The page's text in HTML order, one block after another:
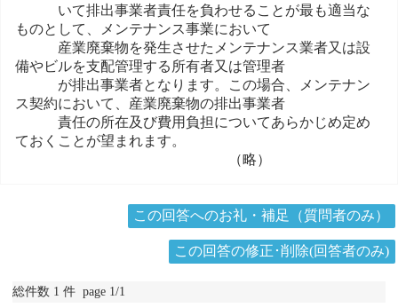
いて排出事業者責任を負わせることが最も適当な
ものとして、メンテナンス事業において
産業廃棄物を発生させたメンテナンス業者又は設
備やビルを支配管理する所有者又は管理者
が排出事業者となります。この場合、メンテナン
ス契約において、産業廃棄物の排出事業者
責任の所在及び費用負担についてあらかじめ定め
ておくことが望まれます。
（略）
この回答へのお礼・補足（質問者のみ）
この回答の修正･削除(回答者のみ)
総件数 1 件 page 1/1